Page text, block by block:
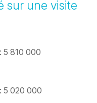
sur une visite
5 810 000
5 020 000